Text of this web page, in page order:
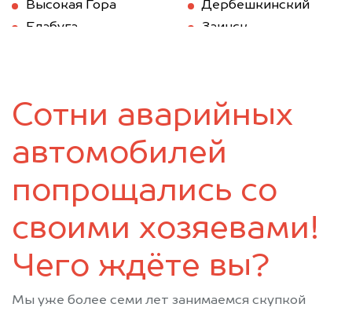
Высокая Гора
Дербешкинский
Елабуга
Заинск
Кукмор
Лаишево
Мамадыш
Менделеевск
Мензелинск
Муслюмово
Набережные Челны
Нижнекамск
Новошешминск
Нурлат
Пестрецы
Старое Дрожжаное
Тетюши
Сотни аварийных
автомобилей
попрощались со
своими хозяевами!
Чего ждёте вы?
Мы уже более семи лет занимаемся скупкой